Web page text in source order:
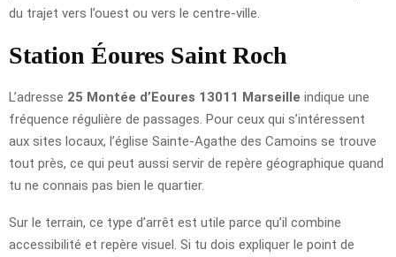
du trajet vers l’ouest ou vers le centre-ville.
Station Éoures Saint Roch
L’adresse 25 Montée d’Eoures 13011 Marseille indique une
fréquence régulière de passages. Pour ceux qui s’intéressent
aux sites locaux, l’église Sainte-Agathe des Camoins se trouve
tout près, ce qui peut aussi servir de repère géographique quand
tu ne connais pas bien le quartier.
Sur le terrain, ce type d’arrêt est utile parce qu’il combine
accessibilité et repère visuel. Si tu dois expliquer le point de